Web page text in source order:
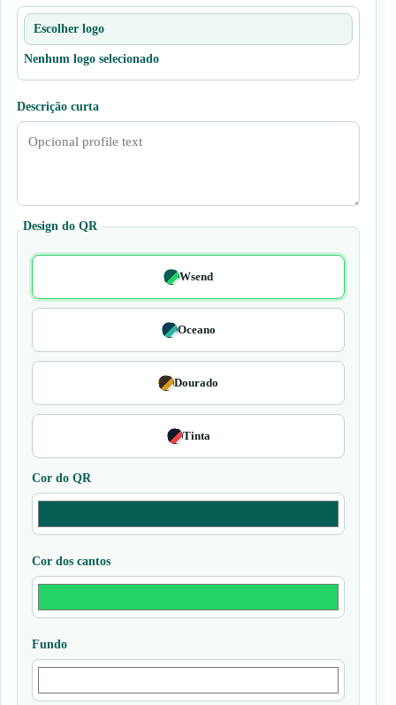
Escolher logo
Nenhum logo selecionado
Descrição curta
Design do QR
Wsend
Oceano
Dourado
Tinta
Cor do QR
Cor dos cantos
Fundo